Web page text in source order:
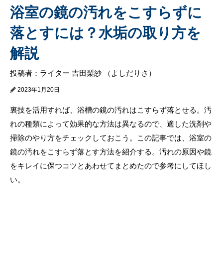
浴室の鏡の汚れをこすらずに
落とすには？水垢の取り方を
解説
投稿者：ライター 吉田梨紗 （よしだりさ）
2023年1月20日
裏技を活用すれば、浴槽の鏡の汚れはこすらず落とせる。汚
れの種類によって効果的な方法は異なるので、適した洗剤や
掃除のやり方をチェックしておこう。この記事では、浴室の
鏡の汚れをこすらず落とす方法を紹介する。汚れの原因や鏡
をキレイに保つコツとあわせてまとめたので参考にしてほし
い。